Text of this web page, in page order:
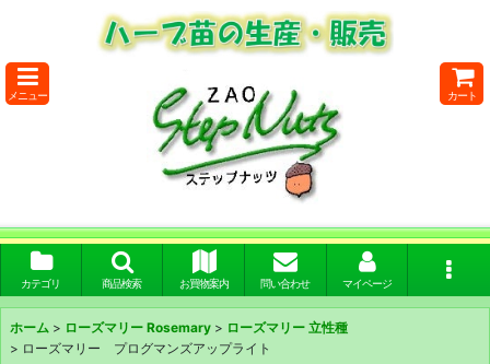
メニュー カート
カテゴリ 商品検索 お買物案内 問い合わせ マイページ
ホーム > ローズマリー Rosemary > ローズマリー 立性種
> ローズマリー プログマンズアップライト